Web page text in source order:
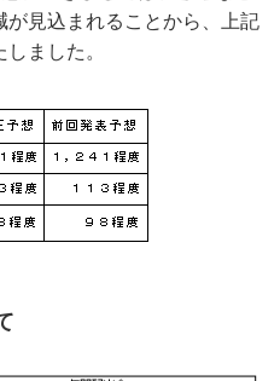
見込まれることから、上記
ました。